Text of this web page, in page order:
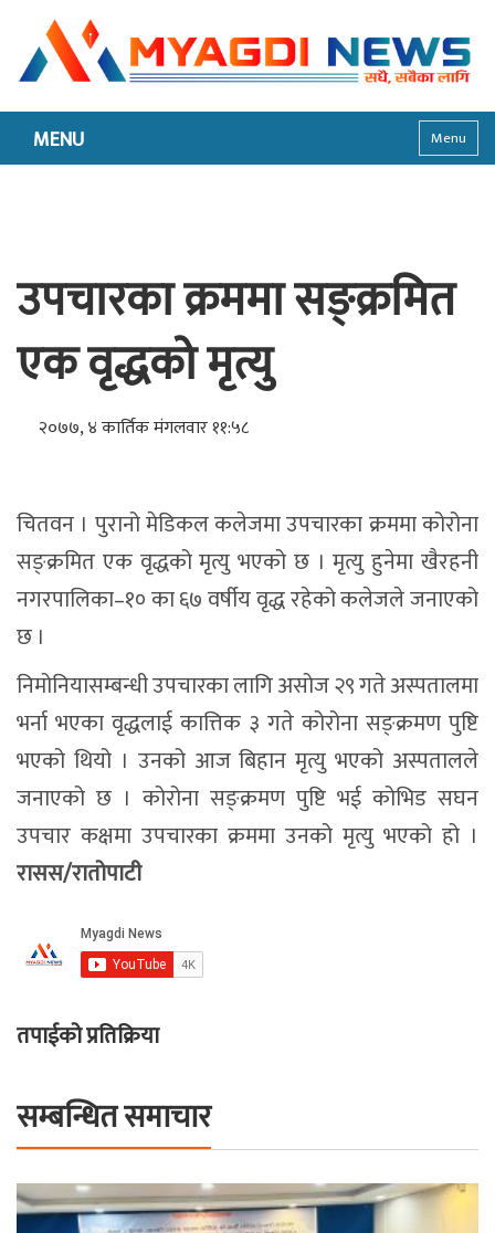
MENU Menu
उपचारका क्रममा सङ्क्रमित
एक वृद्धको मृत्यु
२०७७, ४ कार्तिक मंगलवार ११:५८
चितवन । पुरानो मेडिकल कलेजमा उपचारका क्रममा कोरोना
सङ्क्रमित एक वृद्धको मृत्यु भएको छ । मृत्यु हुनेमा खैरहनी
नगरपालिका–१० का ६७ वर्षीय वृद्ध रहेको कलेजले जनाएको
छ ।
निमोनियासम्बन्धी उपचारका लागि असोज २९ गते अस्पतालमा
भर्ना भएका वृद्धलाई कात्तिक ३ गते कोरोना सङ्क्रमण पुष्टि
भएको थियो । उनको आज बिहान मृत्यु भएको अस्पतालले
जनाएको छ । कोरोना सङ्क्रमण पुष्टि भई कोभिड सघन
उपचार कक्षमा उपचारका क्रममा उनको मृत्यु भएको हो ।
रासस/रातोपाटी
तपाईको प्रतिक्रिया
सम्बन्धित समाचार